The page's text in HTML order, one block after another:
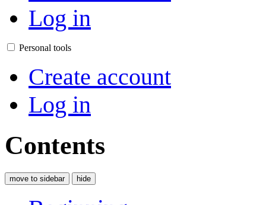
Log in
Personal tools
Create account
Log in
Contents
move to sidebar hide